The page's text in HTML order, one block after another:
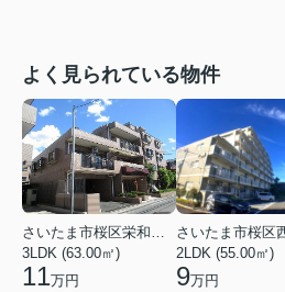
よく見られている物件
3LDK (63.00㎡)
11万円
2LDK (55.00㎡)
9万円